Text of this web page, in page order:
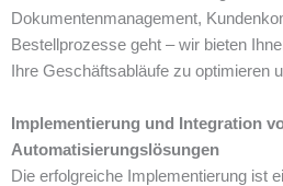
Dokumentenmanagement,
Bestellprozesse geht – wir bieten
Ihre Geschäftsabläufe zu optimieren
Implementierung und Integration
Automatisierungslösungen
Die erfolgreiche Implementierung ist